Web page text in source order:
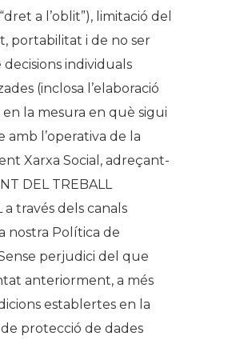
a l’oblit”), limitació del
portabilitat i de no ser
individuals
(inclosa l’elaboració
la mesura en què sigui
amb l’operativa de la
Xarxa Social, adreçant-
DEL TREBALL
a través dels canals
nostra Política de
perjudici del que
anteriorment, a més
establertes en la
protecció de dades